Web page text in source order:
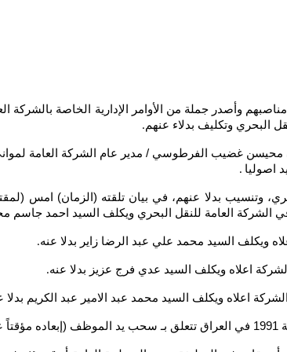
وأصدر جملة من الأوامر الإدارية الخاصة بالشركة
.
اصوليا .
وتنسيب بدلا عنهم، في بيان تلقته (الزمان) امس
الشركة العامة للنقل البحري ويكلف السيد احمد جاسم
ويكلف السيد محمد علي عبد الرضا زاير بدلا عنه.
اعلاه ويكلف السيد عدي فرج عزيز بدلا عنه.
اعلاه ويكلف السيد محمد عبد الامير عبد الكريم بدلا